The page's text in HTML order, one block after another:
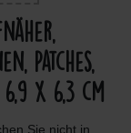
Patches,
x 6,3 cm
Sie nicht in